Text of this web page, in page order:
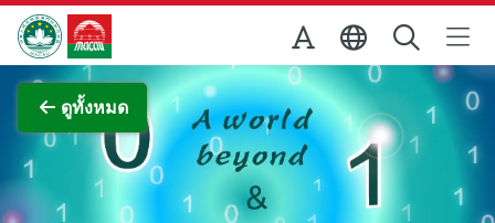
Skip to Main Content
สำนักงานการท่องเที่ยวของรัฐบาลมาเก๊า
ดูทั้งหมด
ภาพขยาย